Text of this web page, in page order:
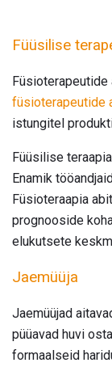
Füüsilise
füsioterapeutide
istungitel
Füüsilise
Enamik
Füsioteraapia
prognooside
elukutsete
Jaemüüja
Jaemüüjad
püüavad huvi
formaalseid